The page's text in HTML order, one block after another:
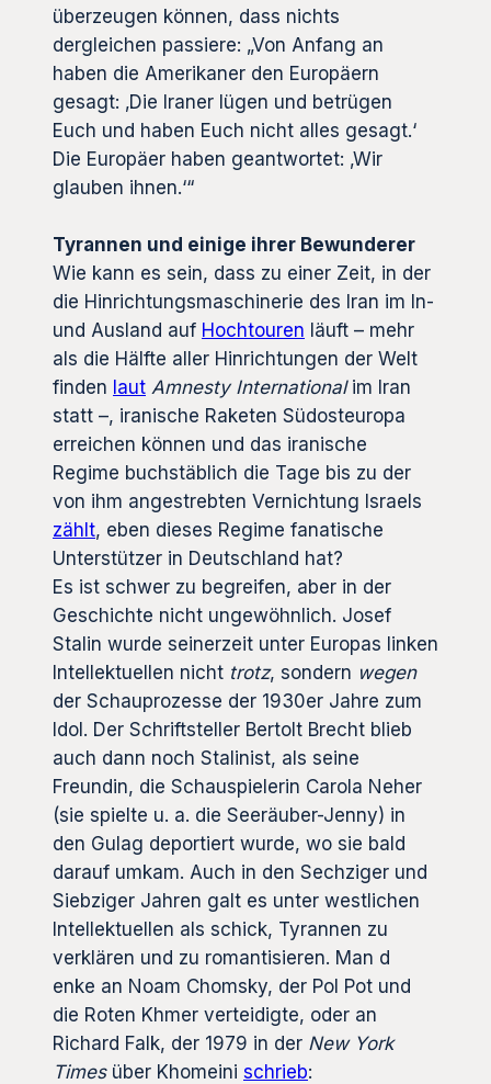
überzeugen können, dass nichts
dergleichen passiere: „Von Anfang an
haben die Amerikaner den Europäern
gesagt: ‚Die Iraner lügen und betrügen
Euch und haben Euch nicht alles gesagt.‘
Die Europäer haben geantwortet: ‚Wir
glauben ihnen.‘“
Tyrannen und einige ihrer Bewunderer
Wie kann es sein, dass zu einer Zeit, in der
die Hinrichtungsmaschinerie des Iran im In-
und Ausland auf Hochtouren läuft – mehr
als die Hälfte aller Hinrichtungen der Welt
finden laut Amnesty Internationalim Iran
statt –, iranische Raketen Südosteuropa
erreichen können und das iranische
Regime buchstäblich die Tage bis zu der
von ihm angestrebten Vernichtung Israels
zählt, eben dieses Regime fanatische
Unterstützer in Deutschland hat?
Es ist schwer zu begreifen, aber in der
Geschichte nicht ungewöhnlich. Josef
Stalin wurde seinerzeit unter Europas linken
Intellektuellen nicht trotz, sondern wegen
der Schauprozesse der 1930er Jahre zum
Idol. Der Schriftsteller Bertolt Brecht blieb
auch dann noch Stalinist, als seine
Freundin, die Schauspielerin Carola Neher
(sie spielte u. a. die Seeräuber-Jenny) in
den Gulag deportiert wurde, wo sie bald
darauf umkam. Auch in den Sechziger und
Siebziger Jahren galt es unter westlichen
Intellektuellen als schick, Tyrannen zu
verklären und zu romantisieren. Man d
enke an Noam Chomsky, der Pol Pot und
die Roten Khmer verteidigte, oder an
Richard Falk, der 1979 in der New York
Timesüber Khomeini schrieb: